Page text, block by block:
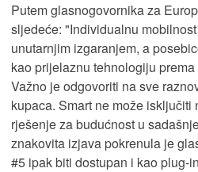
Putem glasnogovornika za
sljedeće: "Individualnu
unutarnjim izgaranjem, a
kao prijelaznu tehnologiju
Važno je odgovoriti na sve
kupaca. Smart ne može isključiti
rješenje za budućnost u
znakovita izjava pokrenula je
#5 ipak biti dostupan i kao plug-